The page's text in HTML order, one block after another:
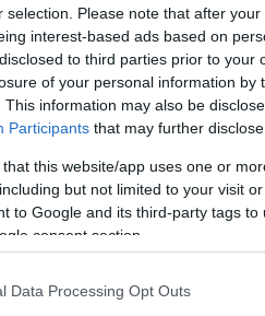
selection. Please note that after
interest-based ads based on
to third parties prior to
of your personal information by
This information may also be
Participants that may further
that this website/app uses one or
but not limited to your visit
to Google and its third-party tags
consent section.
Data Processing Opt Outs
I Europa står småttingarna
och komfort.